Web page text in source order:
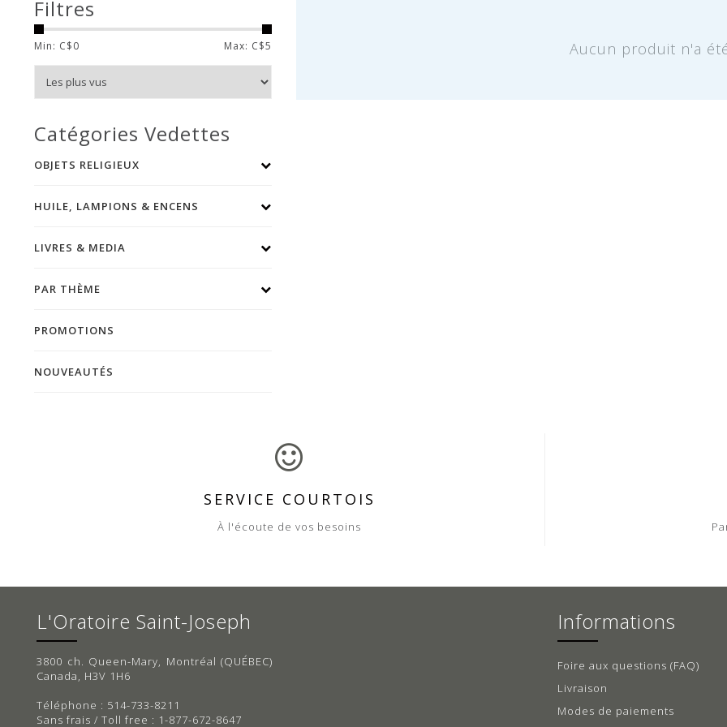
Filtres
Min: C$0 Max: C$5
Catégories Vedettes
OBJETS RELIGIEUX
HUILE, LAMPIONS & ENCENS
LIVRES & MEDIA
PAR THÈME
PROMOTIONS
NOUVEAUTÉS
Aucun produit n'a
SERVICE COURTOIS
À l'écoute de vos besoins
L'Oratoire Saint-Joseph
3800 ch. Queen-Mary, Montréal (QUÉBEC)
Canada, H3V 1H6
Téléphone : 514-733-8211
Sans frais / Toll free : 1-877-672-8647
Informations
Foire aux questions (FAQ)
Livraison
Modes de paiements